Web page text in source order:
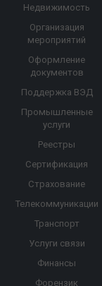
Недвижимость
Организация
мероприятий
Оформление
документов
Поддержка ВЭД
Промышленные
услуги
Реестры
Сертификация
Страхование
Телекоммуникации
Транспорт
Услуги связи
Финансы
Форензик